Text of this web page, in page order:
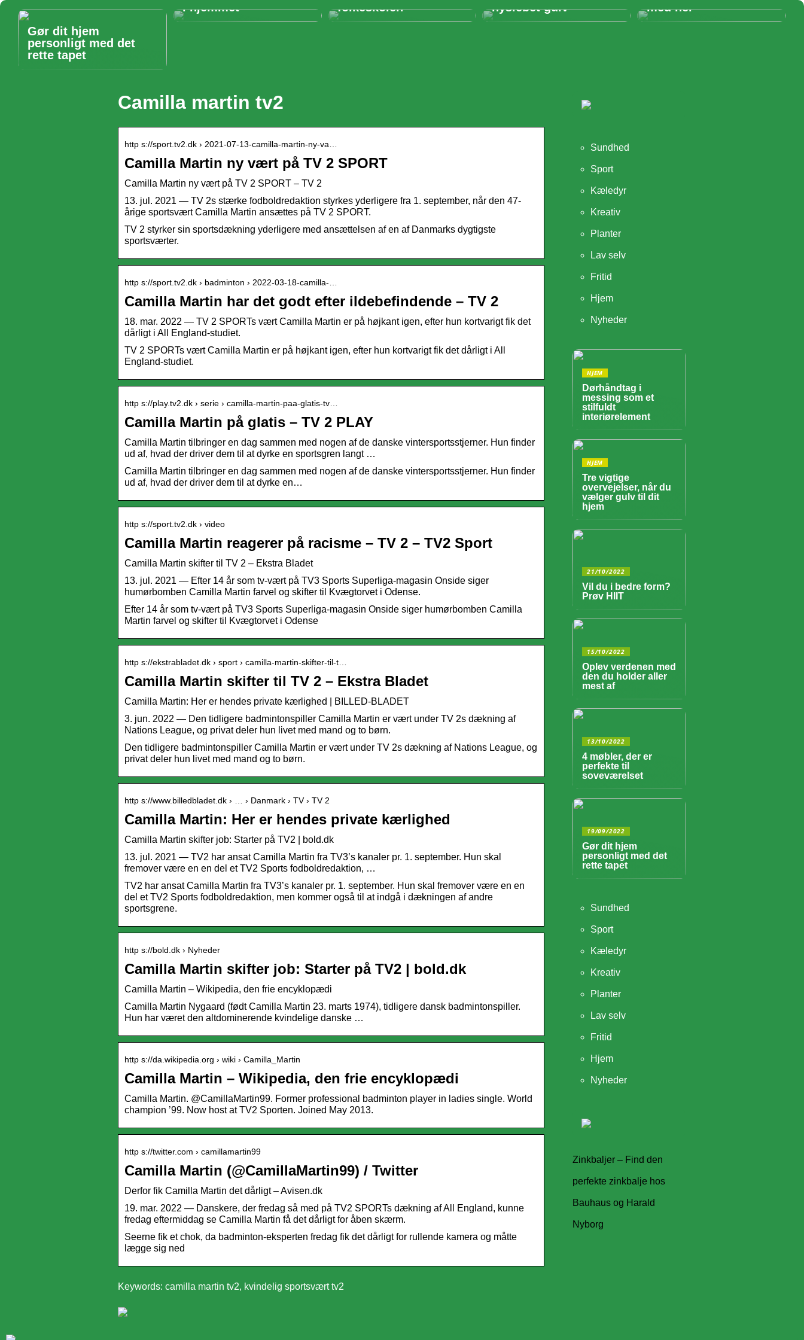
Gør dit hjem
personligt med det
rette tapet
i hjemmet
folkeskolen
nyslebet gulv
med her
Camilla martin tv2
http s://sport.tv2.dk › 2021-07-13-camilla-martin-ny-va…
Camilla Martin ny vært på TV 2 SPORT
Camilla Martin ny vært på TV 2 SPORT – TV 2
13. jul. 2021 — TV 2s stærke fodboldredaktion styrkes yderligere fra 1. september, når den 47-
årige sportsvært Camilla Martin ansættes på TV 2 SPORT.
TV 2 styrker sin sportsdækning yderligere med ansættelsen af en af Danmarks dygtigste
sportsværter.
http s://sport.tv2.dk › badminton › 2022-03-18-camilla-…
Camilla Martin har det godt efter ildebefindende – TV 2
18. mar. 2022 — TV 2 SPORTs vært Camilla Martin er på højkant igen, efter hun kortvarigt fik det
dårligt i All England-studiet.
TV 2 SPORTs vært Camilla Martin er på højkant igen, efter hun kortvarigt fik det dårligt i All
England-studiet.
http s://play.tv2.dk › serie › camilla-martin-paa-glatis-tv…
Camilla Martin på glatis – TV 2 PLAY
Camilla Martin tilbringer en dag sammen med nogen af de danske vintersportsstjerner. Hun finder
ud af, hvad der driver dem til at dyrke en sportsgren langt …
Camilla Martin tilbringer en dag sammen med nogen af de danske vintersportsstjerner. Hun finder
ud af, hvad der driver dem til at dyrke en…
http s://sport.tv2.dk › video
Camilla Martin reagerer på racisme – TV 2 – TV2 Sport
Camilla Martin skifter til TV 2 – Ekstra Bladet
13. jul. 2021 — Efter 14 år som tv-vært på TV3 Sports Superliga-magasin Onside siger
humørbomben Camilla Martin farvel og skifter til Kvægtorvet i Odense.
Efter 14 år som tv-vært på TV3 Sports Superliga-magasin Onside siger humørbomben Camilla
Martin farvel og skifter til Kvægtorvet i Odense
http s://ekstrabladet.dk › sport › camilla-martin-skifter-til-t…
Camilla Martin skifter til TV 2 – Ekstra Bladet
Camilla Martin: Her er hendes private kærlighed | BILLED-BLADET
3. jun. 2022 — Den tidligere badmintonspiller Camilla Martin er vært under TV 2s dækning af
Nations League, og privat deler hun livet med mand og to børn.
Den tidligere badmintonspiller Camilla Martin er vært under TV 2s dækning af Nations League, og
privat deler hun livet med mand og to børn.
http s://www.billedbladet.dk › … › Danmark › TV › TV 2
Camilla Martin: Her er hendes private kærlighed
Camilla Martin skifter job: Starter på TV2 | bold.dk
13. jul. 2021 — TV2 har ansat Camilla Martin fra TV3’s kanaler pr. 1. september. Hun skal
fremover være en en del et TV2 Sports fodboldredaktion, …
TV2 har ansat Camilla Martin fra TV3’s kanaler pr. 1. september. Hun skal fremover være en en
del et TV2 Sports fodboldredaktion, men kommer også til at indgå i dækningen af andre
sportsgrene.
http s://bold.dk › Nyheder
Camilla Martin skifter job: Starter på TV2 | bold.dk
Camilla Martin – Wikipedia, den frie encyklopædi
Camilla Martin Nygaard (født Camilla Martin 23. marts 1974), tidligere dansk badmintonspiller.
Hun har været den altdominerende kvindelige danske …
http s://da.wikipedia.org › wiki › Camilla_Martin
Camilla Martin – Wikipedia, den frie encyklopædi
Camilla Martin. @CamillaMartin99. Former professional badminton player in ladies single. World
champion ’99. Now host at TV2 Sporten. Joined May 2013.
http s://twitter.com › camillamartin99
Camilla Martin (@CamillaMartin99) / Twitter
Derfor fik Camilla Martin det dårligt – Avisen.dk
19. mar. 2022 — Danskere, der fredag så med på TV2 SPORTs dækning af All England, kunne
fredag eftermiddag se Camilla Martin få det dårligt for åben skærm.
Seerne fik et chok, da badminton-eksperten fredag fik det dårligt for rullende kamera og måtte
lægge sig ned
Keywords: camilla martin tv2, kvindelig sportsvært tv2
Sundhed
Sport
Kæledyr
Kreativ
Planter
Lav selv
Fritid
Hjem
Nyheder
HJEM
Dørhåndtag i
messing som et
stilfuldt
interiørelement
HJEM
Tre vigtige
overvejelser, når du
vælger gulv til dit
hjem
21/10/2022
Vil du i bedre form?
Prøv HIIT
15/10/2022
Oplev verdenen med
den du holder aller
mest af
13/10/2022
4 møbler, der er
perfekte til
soveværelset
19/09/2022
Gør dit hjem
personligt med det
rette tapet
Sundhed
Sport
Kæledyr
Kreativ
Planter
Lav selv
Fritid
Hjem
Nyheder
Zinkbaljer – Find den
perfekte zinkbalje hos
Bauhaus og Harald
Nyborg